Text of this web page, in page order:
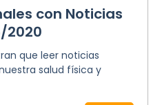
con Noticias
2020
que leer noticias
salud física y